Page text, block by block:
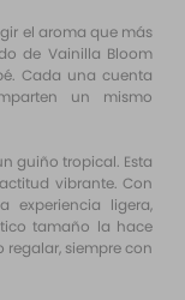
el aroma que más
de Vainilla Bloom
Cada una cuenta
un mismo
guiño tropical. Esta
vibrante. Con
experiencia ligera,
tamaño la hace
siempre con